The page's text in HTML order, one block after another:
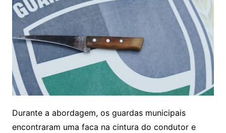
Durante a abordagem, os guardas municipais
encontraram uma faca na cintura do condutor e